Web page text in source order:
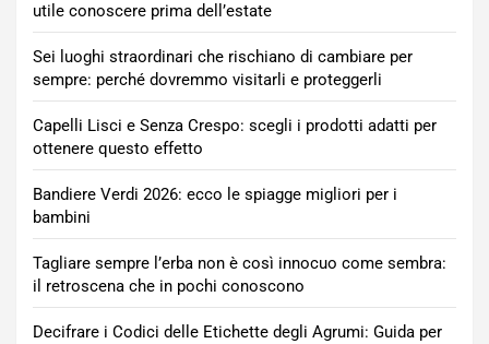
utile conoscere prima dell’estate
Sei luoghi straordinari che rischiano di cambiare per
sempre: perché dovremmo visitarli e proteggerli
Capelli Lisci e Senza Crespo: scegli i prodotti adatti per
ottenere questo effetto
Bandiere Verdi 2026: ecco le spiagge migliori per i
bambini
Tagliare sempre l’erba non è così innocuo come sembra:
il retroscena che in pochi conoscono
Decifrare i Codici delle Etichette degli Agrumi: Guida per